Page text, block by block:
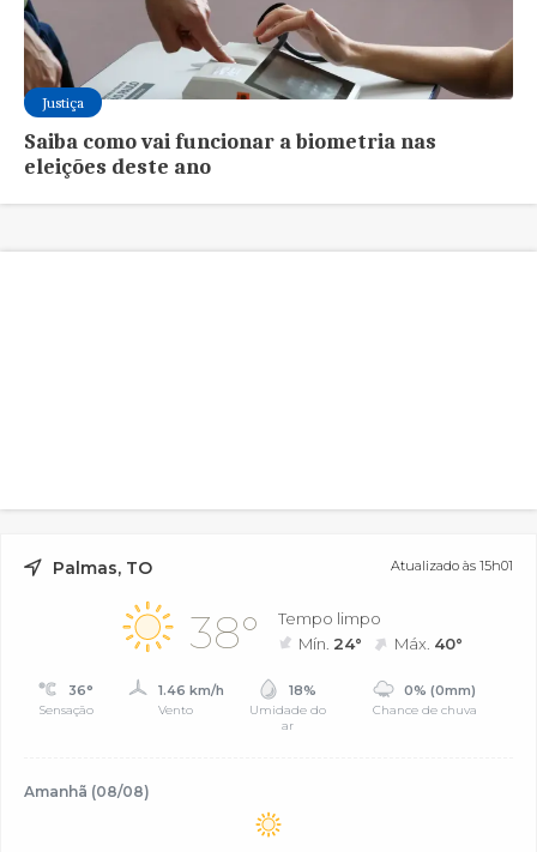
Justiça
Saiba como vai funcionar a biometria nas
eleições deste ano
Palmas, TO Atualizado às 15h01
38°
Tempo limpo
Mín. 24° Máx. 40°
36°
Sensação
1.46 km/h
Vento
18%
Umidade do
ar
0% (0mm)
Chance de chuva
Amanhã (08/08)